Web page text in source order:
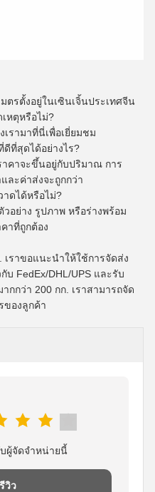
ตรตั้งอยู่ในเซินเจิ้นประเทศจีน
หตุหรือไม่?
รามาที่นี่เพื่อเยี่ยมชม
ที่สุดได้อย่างไร?
าคาจะขึ้นอยู่กับปริมาณ การ
ละค่าส่งจะถูกกว่า
ดได้หรือไม่?
อย่าง รูปภาพ หรือร่างพร้อม
าที่ถูกต้อง
ราขอแนะนำให้ใช้การจัดส่ง
บ FedEx/DHL/UPS และรับ
กว่า 200 กก. เราสามารถจัด
ของลูกค้า
ผู้จัดจําหน่ายนี้
วิว